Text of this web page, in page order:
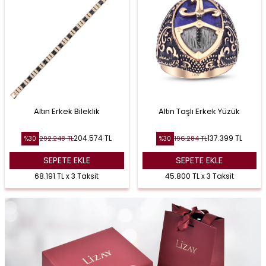
Altın Erkek Bileklik
%30 292.248TL204.574TL
SEPETE EKLE
68.191 TL x 3 Taksit
Altın Taşlı Erkek Yüzük
%30 196.284TL137.399 TL
SEPETE EKLE
45.800 TL x 3 Taksit